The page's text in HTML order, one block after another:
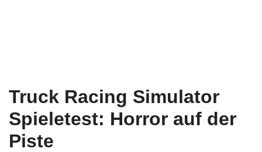
Truck Racing Simulator
Spieletest: Horror auf der
Piste